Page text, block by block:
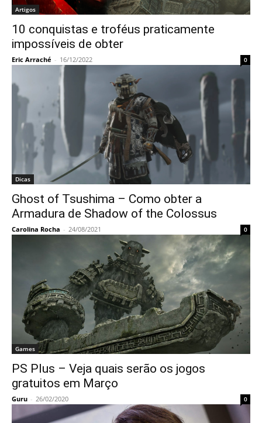
Artigos
10 conquistas e troféus praticamente
impossíveis de obter
Eric Arraché - 16/12/2022 0
Dicas
Ghost of Tsushima – Como obter a
Armadura de Shadow of the Colossus
Carolina Rocha - 24/08/2021 0
Games
PS Plus – Veja quais serão os jogos
gratuitos em Março
Guru - 26/02/2020 0